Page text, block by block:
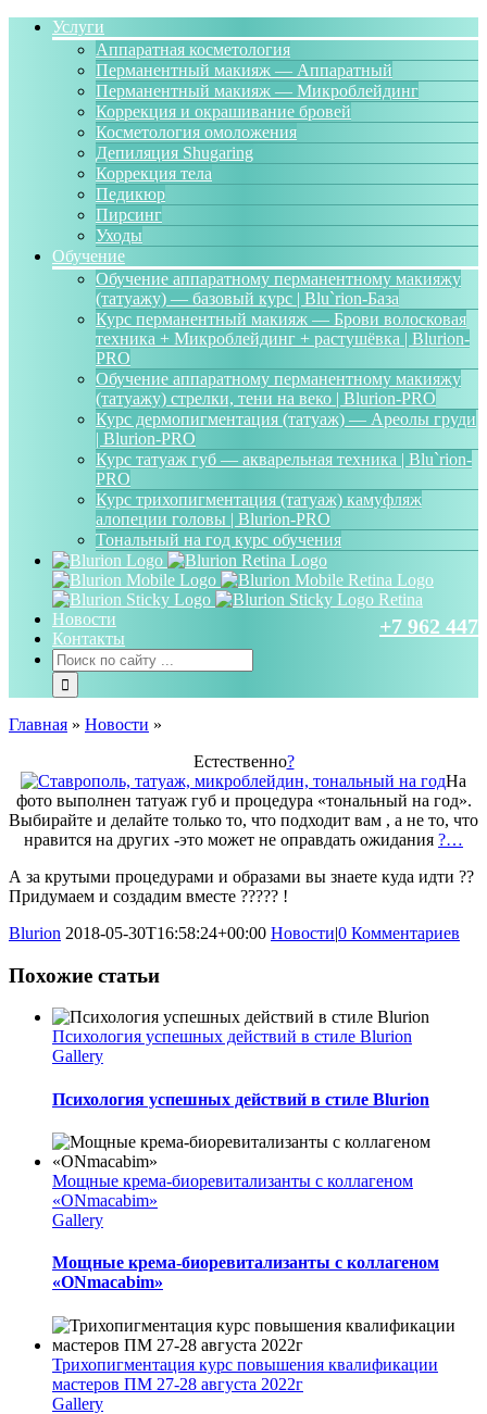
Услуги
Аппаратная косметология
Перманентный макияж — Аппаратный
Перманентный макияж — Микроблейдинг
Коррекция и окрашивание бровей
Косметология омоложения
Депиляция Shugaring
Коррекция тела
Педикюр
Пирсинг
Уходы
Обучение
Обучение аппаратному перманентному макияжу
(татуажу) — базовый курс | Blu`rion-База
Курс перманентный макияж — Брови волосковая
техника + Микроблейдинг + растушёвка | Blurion-
PRO
Обучение аппаратному перманентному макияжу
(татуажу) стрелки, тени на веко | Blurion-PRO
Курс дермопигментация (татуаж) — Ареолы груди
| Blurion-PRO
Курс татуаж губ — акварельная техника | Blu`rion-
PRO
Курс трихопигментация (татуаж) камуфляж
алопеции головы | Blurion-PRO
Тональный на год курс обучения
Новости
Контакты
+7 962 447
Главная » Новости »
Естественно?
На
фото выполнен татуаж губ и процедура «тональный на год».
Выбирайте и делайте только то, что подходит вам , а не то, что
нравится на других -это может не оправдать ожидания ?…
А за крутыми процедурами и образами вы знаете куда идти ??
Придумаем и создадим вместе ????? !
Blurion 2018-05-30T16:58:24+00:00 Новости|0 Комментариев
Похожие статьи
Психология успешных действий в стиле Blurion
Gallery
Психология успешных действий в стиле Blurion
Мощные крема-биоревитализанты с коллагеном
«ONmacabim»
Gallery
Мощные крема-биоревитализанты с коллагеном
«ONmacabim»
Трихопигментация курс повышения квалификации
мастеров ПМ 27-28 августа 2022г
Gallery